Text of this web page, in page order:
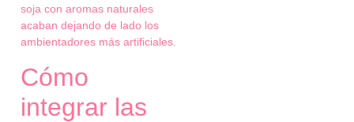
soja con aromas naturales
acaban dejando de lado los
ambientadores más artificiales.
Cómo
integrar las